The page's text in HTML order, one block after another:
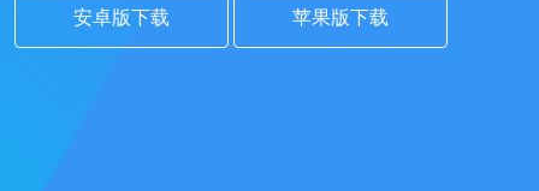
安卓版下载 苹果版下载